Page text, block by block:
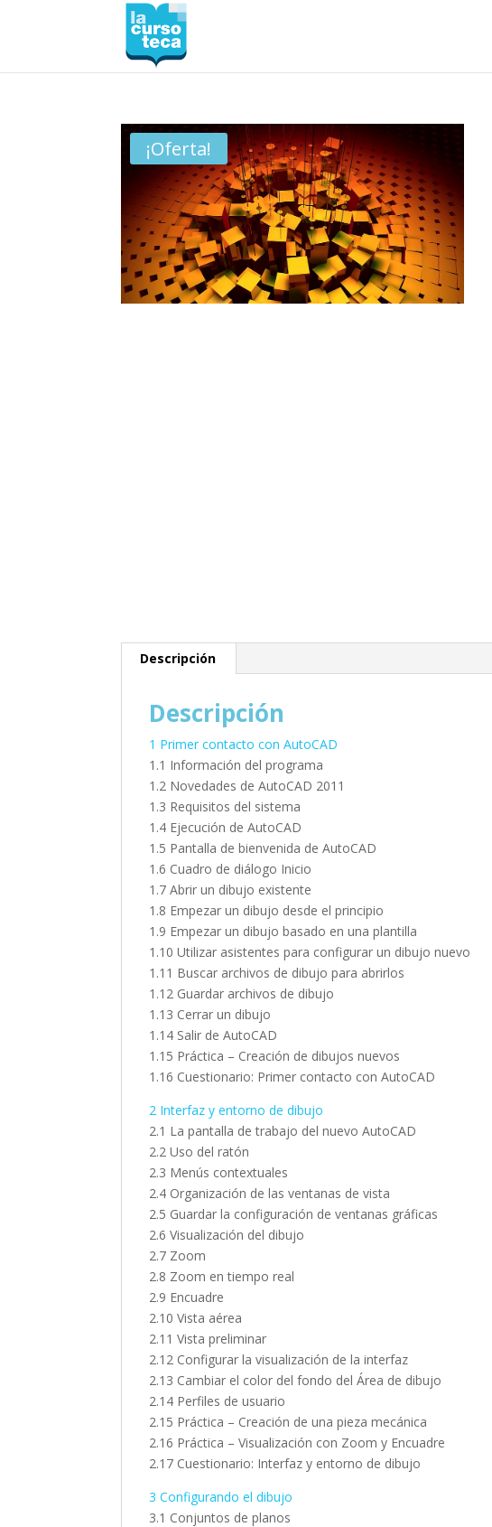
¡Oferta!
Descripción
Descripción
1 Primer contacto con AutoCAD
1.1 Información del programa
1.2 Novedades de AutoCAD 2011
1.3 Requisitos del sistema
1.4 Ejecución de AutoCAD
1.5 Pantalla de bienvenida de AutoCAD
1.6 Cuadro de diálogo Inicio
1.7 Abrir un dibujo existente
1.8 Empezar un dibujo desde el principio
1.9 Empezar un dibujo basado en una plantilla
1.10 Utilizar asistentes para configurar un dibujo nuevo
1.11 Buscar archivos de dibujo para abrirlos
1.12 Guardar archivos de dibujo
1.13 Cerrar un dibujo
1.14 Salir de AutoCAD
1.15 Práctica – Creación de dibujos nuevos
1.16 Cuestionario: Primer contacto con AutoCAD
2 Interfaz y entorno de dibujo
2.1 La pantalla de trabajo del nuevo AutoCAD
2.2 Uso del ratón
2.3 Menús contextuales
2.4 Organización de las ventanas de vista
2.5 Guardar la configuración de ventanas gráficas
2.6 Visualización del dibujo
2.7 Zoom
2.8 Zoom en tiempo real
2.9 Encuadre
2.10 Vista aérea
2.11 Vista preliminar
2.12 Configurar la visualización de la interfaz
2.13 Cambiar el color del fondo del Área de dibujo
2.14 Perfiles de usuario
2.15 Práctica – Creación de una pieza mecánica
2.16 Práctica – Visualización con Zoom y Encuadre
2.17 Cuestionario: Interfaz y entorno de dibujo
3 Configurando el dibujo
3.1 Conjuntos de planos